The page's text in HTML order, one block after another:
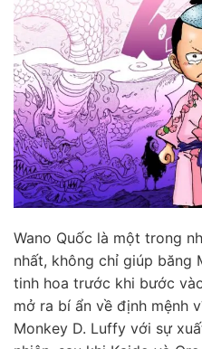
Wano Quốc là một trong
nhất, không chỉ giúp băng
tinh hoa trước khi bước
mở ra bí ẩn về định mệnh
Monkey D. Luffy với sự